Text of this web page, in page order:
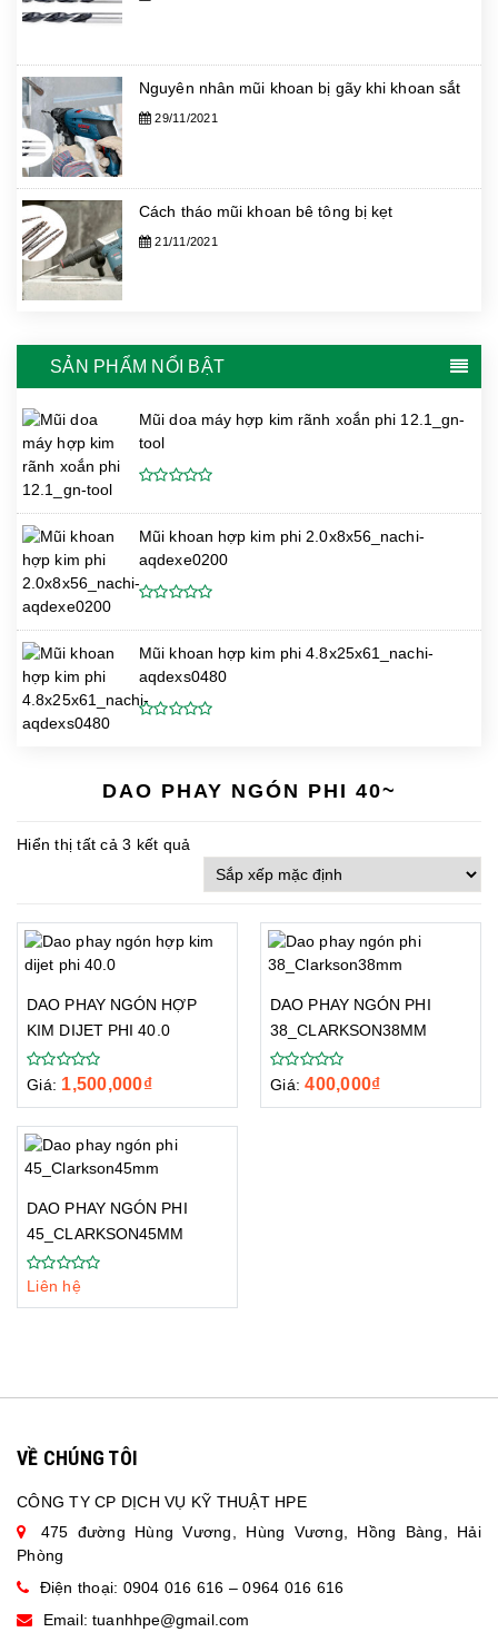
Nguyên nhân mũi khoan bị gãy khi khoan sắt
29/11/2021
Cách tháo mũi khoan bê tông bị kẹt
21/11/2021
SẢN PHẨM NỔI BẬT
Mũi doa máy hợp kim rãnh xoắn phi 12.1_gn-
tool
Mũi khoan hợp kim phi 2.0x8x56_nachi-
aqdexe0200
Mũi khoan hợp kim phi 4.8x25x61_nachi-
aqdexs0480
DAO PHAY NGÓN PHI 40~
Hiển thị tất cả 3 kết quả
DAO PHAY NGÓN HỢP
KIM DIJET PHI 40.0
Giá: 1,500,000₫
DAO PHAY NGÓN PHI
38_CLARKSON38MM
Giá: 400,000₫
DAO PHAY NGÓN PHI
45_CLARKSON45MM
Liên hệ
VỀ CHÚNG TÔI
CÔNG TY CP DỊCH VỤ KỸ THUẬT HPE
475 đường Hùng Vương, Hùng Vương, Hồng Bàng, Hải
Phòng
Điện thoại: 0904 016 616 – 0964 016 616
Email:tuanhhpe@gmail.com